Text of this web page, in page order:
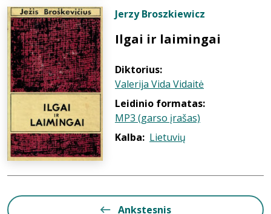
Jerzy Broszkiewicz
Ilgai ir laimingai
Diktorius:
Valerija Vida Vidaitė
Leidinio formatas:
MP3 (garso įrašas)
Kalba: Lietuvių
Ankstesnis